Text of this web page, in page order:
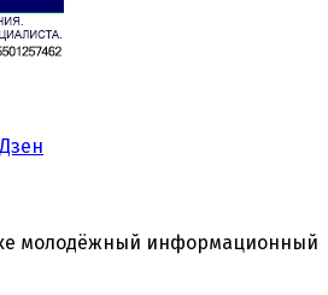
Дзен
молодёжный информационный